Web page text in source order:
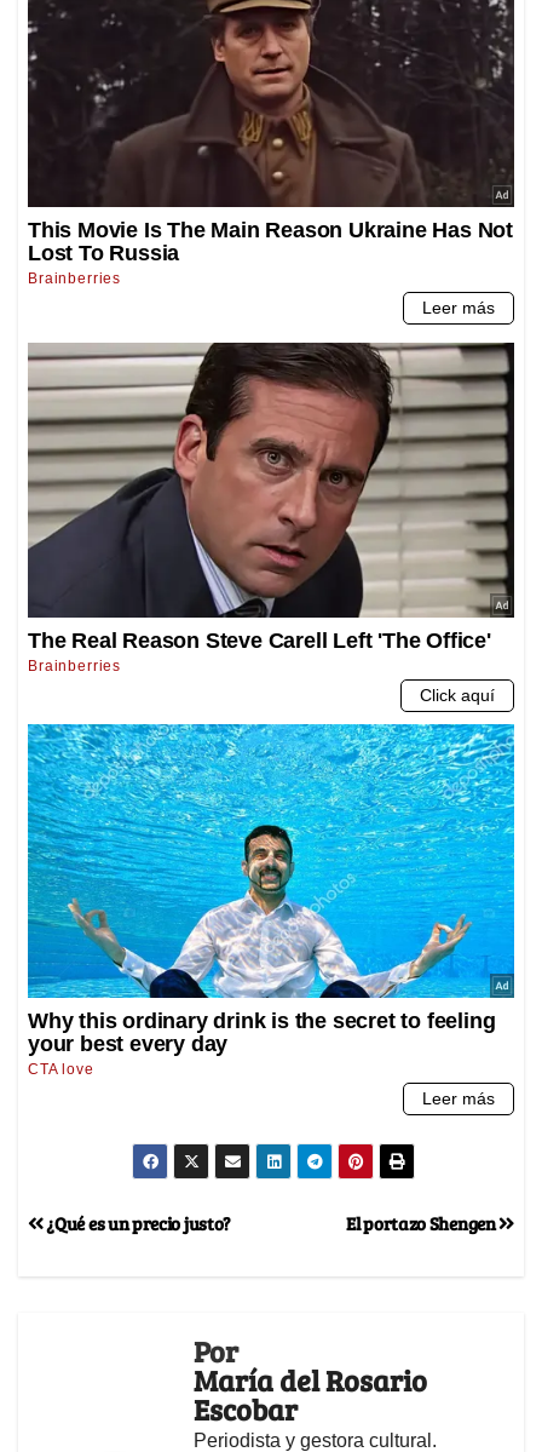
El portazo Shengen
¿Qué es un precio justo?
Por
María del Rosario
Escobar
Periodista y gestora cultural.